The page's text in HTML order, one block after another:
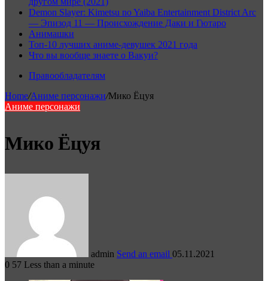
Demon Slayer: Kimetsu no Yaiba Entertainment District Arc
— Эпизод 11 — Происхождение Даки и Гютаро
Анимашки
Топ-10 лучших аниме-девушек 2021 года
Что вы вообще знаете о Вакуи?
Правообладателям
Home/Аниме персонажи/Мико Ёцуя
Аниме персонажи
Мико Ёцуя
admin Send an email 05.11.2021
0 57 Less than a minute